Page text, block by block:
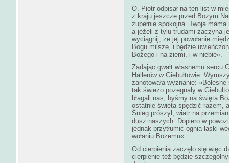
O. Piotr odpisał na ten list w
z kraju jeszcze przed Bożym
zupełnie spokojna. Twoja mama
a jeżeli z tylu trudami zaczyna
wyciągnij, że jej powołanie
Bogu milsze, i będzie
Bożego i na ziemi, i w niebie«.
Zadając gwałt własnemu sercu
Hallerów w Giebułtowie.
zanotowała wyznanie:
tak świeżo pożegnały w
błagali nas, byśmy na święta
ostatnie święta spędzić razem,
Śnieg prószył, wiatr na
dusz naszych. Dopiero w
jednak przytłumić ognia łaski
wołaniu Bożemu«.
Od cierpienia zaczęło się więc
cierpienie też będzie